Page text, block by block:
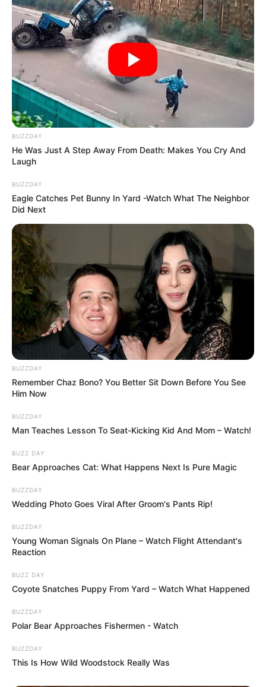
Ethan Cole, Maya Lynn, Daniel Brooks és Claire
Donovan elhagyták a jelzett ösvényt, hogy még
mélyebbre merészkedjenek a Lamar-völgybe, és
soha nem tértek vissza.
Hat éven át családjaik kínzó bizonytalanságban
éltek, azt gondolva, hogy szeretteik meghaltak, és a
természet teljesen eltüntette őket a föld színéről,
mígnem egy nap pontosan azon a helyen, ahol
eltűntek, előkerült egy elásott eszköz.
Benne a négy eltűnt személy új fényképei voltak.
Még életben voltak, lesoványodva, egy
azonosítatlan, zárt térben tartva őket.
De minden fotón szándékosan kitakarták az
BUZZDAY
He Was Just A Step Away From Death: Makes You Cry And
Laugh
BUZZDAY
Eagle Catches Pet Bunny In Yard -Watch What The Neighbor
Did Next
BUZZDAY
Remember Chaz Bono? You Better Sit Down Before You See
Him Now
BUZZDAY
Man Teaches Lesson To Seat-Kicking Kid And Mom – Watch!
BUZZ DAY
Bear Approaches Cat: What Happens Next Is Pure Magic
BUZZDAY
Wedding Photo Goes Viral After Groom's Pants Rip!
BUZZDAY
Young Woman Signals On Plane – Watch Flight Attendant's
Reaction
BUZZ DAY
Coyote Snatches Puppy From Yard – Watch What Happened
BUZZDAY
Polar Bear Approaches Fishermen - Watch
BUZZDAY
This Is How Wild Woodstock Really Was